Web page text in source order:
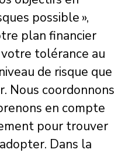
possible »,
plan financier
tolérance au
de risque que
Nous coordonnons
en compte
pour trouver
Dans la